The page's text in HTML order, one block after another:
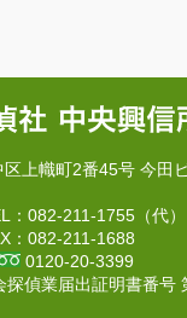
区上幟町2番45号 今田
：082-211-1755（代）
：082-211-1688
0120-20-3399
探偵業届出証明書番号